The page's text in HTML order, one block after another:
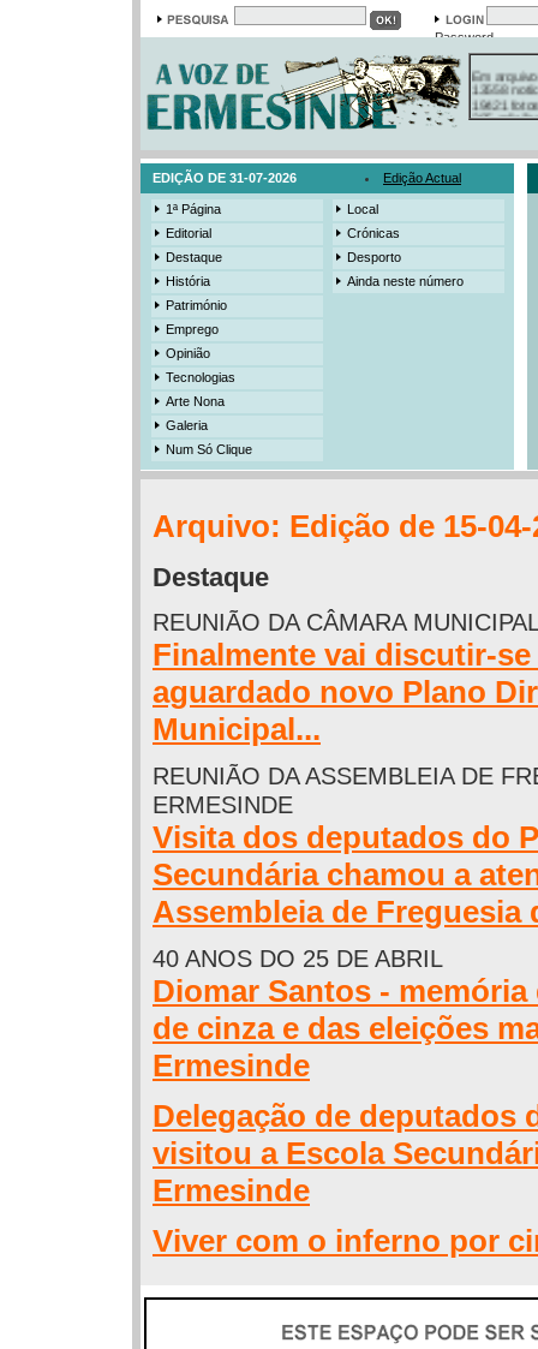
Password
Em arquivo
13558
19421
385
EDIÇÃO DE 31-07-2026 Edição Actual
1ª Página
Editorial
Destaque
História
Património
Emprego
Opinião
Tecnologias
Arte Nona
Galeria
Num Só Clique
Local
Crónicas
Desporto
Ainda neste número
Arquivo: Edição de 15-04-
Destaque
REUNIÃO DA CÂMARA
Finalmente vai discutir-
aguardado novo Plano
Municipal...
REUNIÃO DA ASSEMBLEIA DE
ERMESINDE
Visita dos deputados do
Secundária chamou a
Assembleia de Freguesia
40 ANOS DO 25 DE ABRIL
Diomar Santos -
de cinza e das eleições
Ermesinde
Delegação de deputados
visitou a Escola
Ermesinde
Viver com o inferno por